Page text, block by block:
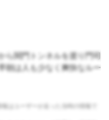
ら関門トンネルを渡り門司
朝は人も少なく爽快なルー
はユーザーが走った当時の情報で